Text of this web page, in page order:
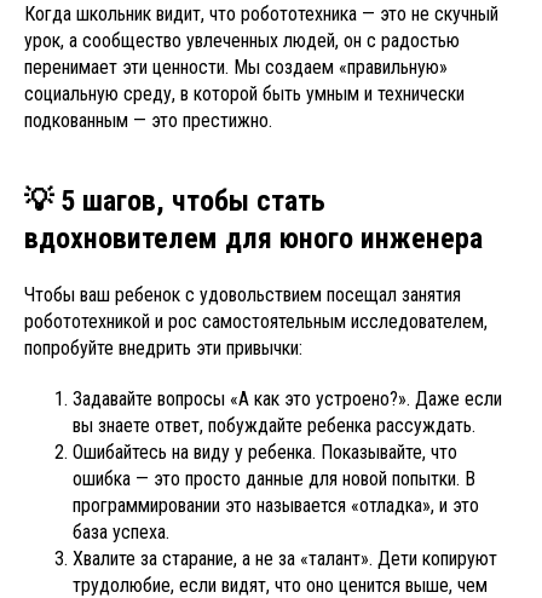
Когда школьник видит, что робототехника — это не скучный
урок, а сообщество увлеченных людей, он с радостью
перенимает эти ценности. Мы создаем «правильную»
социальную среду, в которой быть умным и технически
подкованным — это престижно.
💡 5 шагов, чтобы стать
вдохновителем для юного инженера
Чтобы ваш ребенок с удовольствием посещал занятия
робототехникой и рос самостоятельным исследователем,
попробуйте внедрить эти привычки:
Задавайте вопросы «А как это устроено?». Даже если
вы знаете ответ, побуждайте ребенка рассуждать.
Ошибайтесь на виду у ребенка. Показывайте, что
ошибка — это просто данные для новой попытки. В
программировании это называется «отладка», и это
база успеха.
Хвалите за старание, а не за «талант». Дети копируют
трудолюбие, если видят, что оно ценится выше, чем